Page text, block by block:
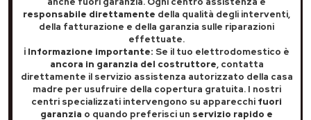
responsabile direttamente della qualità degli interventi,
della fatturazione e della garanzia sulle riparazioni
effettuate.
ℹ️ Informazione importante: Se il tuo elettrodomestico è
ancora in garanzia del costruttore, contatta
direttamente il servizio assistenza autorizzato della casa
madre per usufruire della copertura gratuita. I nostri
centri specializzati intervengono su apparecchi fuori
garanzia o quando preferisci un servizio rapido e